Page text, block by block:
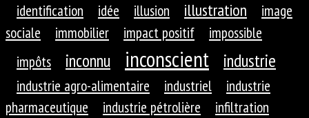
identification
idée illusion illustration
image
sociale
immobilier impact positif
impossible
impôts
inconnu inconscient industrie
industrie agro-alimentaire industriel
industrie
pharmaceutique
industrie pétrolière
infiltration